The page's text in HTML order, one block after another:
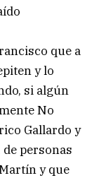
que a
y lo
si algún
No
Gallardo y
personas
y que